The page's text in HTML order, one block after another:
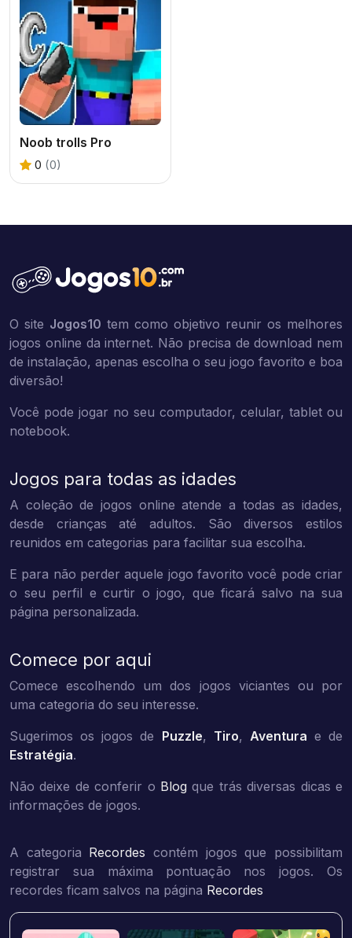
Noob trolls Pro
0 (0)
O site Jogos10 tem como objetivo reunir os melhores
jogos online da internet. Não precisa de download nem
de instalação, apenas escolha o seu jogo favorito e boa
diversão!
Você pode jogar no seu computador, celular, tablet ou
notebook.
Jogos para todas as idades
A coleção de jogos online atende a todas as idades,
desde crianças até adultos. São diversos estilos
reunidos em categorias para facilitar sua escolha.
E para não perder aquele jogo favorito você pode criar
o seu perfil e curtir o jogo, que ficará salvo na sua
página personalizada.
Comece por aqui
Comece escolhendo um dos jogos viciantes ou por
uma categoria do seu interesse.
Sugerimos os jogos de Puzzle, Tiro, Aventura e de
Estratégia.
Não deixe de conferir o Blog que trás diversas dicas e
informações de jogos.
A categoria Recordes contém jogos que possibilitam
registrar sua máxima pontuação nos jogos. Os
recordes ficam salvos na página Recordes